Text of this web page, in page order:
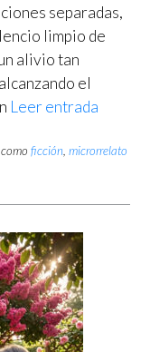
separadas,
limpio de
alivio tan
el
Leer entrada
ficción, microrrelato